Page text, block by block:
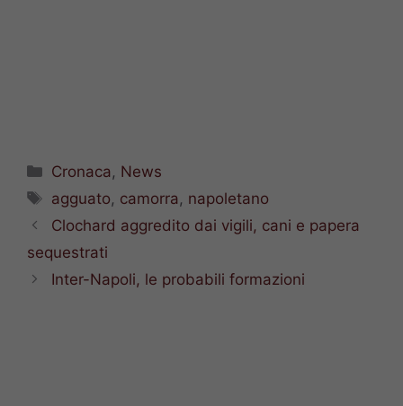
Categorie
Cronaca, News
Tag
agguato, camorra, napoletano
Clochard aggredito dai vigili, cani e papera
sequestrati
Inter-Napoli, le probabili formazioni